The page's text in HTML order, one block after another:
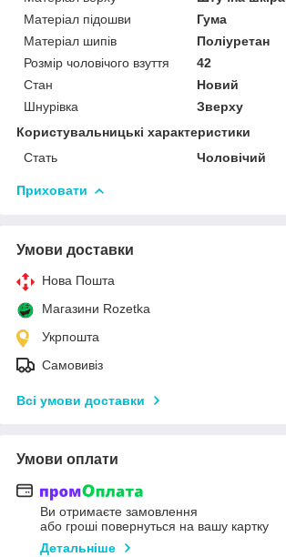
Матеріал підошви
Гума
Матеріал шипів
Поліуретан
Розмір чоловічого взуття
42
Стан
Новий
Шнурівка
Зверху
Користувальницькі характеристики
Стать
Чоловічий
Приховати
Умови доставки
Нова Пошта
Магазини Rozetka
Укрпошта
Самовивіз
Всі умови доставки
Умови оплати
Ви отримаєте замовлення
або гроші повернуться на вашу картку
Детальніше